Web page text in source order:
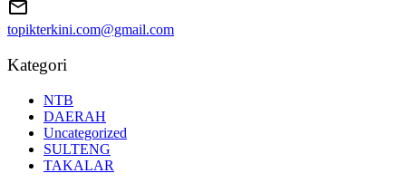
topikterkini.com@gmail.com
Kategori
NTB
DAERAH
Uncategorized
SULTENG
TAKALAR